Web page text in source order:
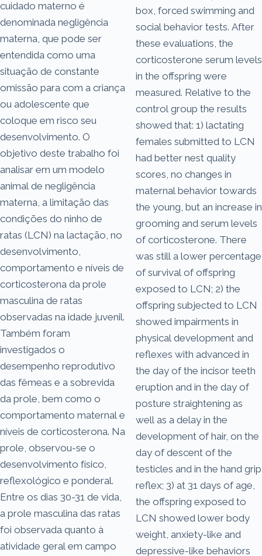
cuidado materno é
denominada negligência
materna, que pode ser
entendida como uma
situação de constante
omissão para com a criança
ou adolescente que
coloque em risco seu
desenvolvimento. O
objetivo deste trabalho foi
analisar em um modelo
animal de negligência
materna, a limitação das
condições do ninho de
ratas (LCN) na lactação, no
desenvolvimento,
comportamento e níveis de
corticosterona da prole
masculina de ratas
observadas na idade juvenil.
Também foram
investigados o
desempenho reprodutivo
das fêmeas e a sobrevida
da prole, bem como o
comportamento maternal e
níveis de corticosterona. Na
prole, observou-se o
desenvolvimento físico,
reflexológico e ponderal.
Entre os dias 30-31 de vida,
a prole masculina das ratas
foi observada quanto à
atividade geral em campo
box, forced swimming and
social behavior tests. After
these evaluations, the
corticosterone serum levels
in the offspring were
measured. Relative to the
control group the results
showed that: 1) lactating
females submitted to LCN
had better nest quality
scores, no changes in
maternal behavior towards
the young, but an increase in
grooming and serum levels
of corticosterone. There
was still a lower percentage
of survival of offspring
exposed to LCN; 2) the
offspring subjected to LCN
showed impairments in
physical development and
reflexes with advanced in
the day of the incisor teeth
eruption and in the day of
posture straightening as
well as a delay in the
development of hair, on the
day of descent of the
testicles and in the hand grip
reflex; 3) at 31 days of age,
the offspring exposed to
LCN showed lower body
weight, anxiety-like and
depressive-like behaviors